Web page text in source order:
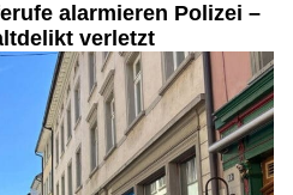
alarmieren Polizei –
verletzt